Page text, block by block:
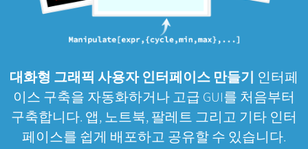
대화형 그래픽 사용자 인터페이스 만들기 인터페
이스 구축을 자동화하거나 고급 GUI를 처음부터
구축합니다. 앱, 노트북, 팔레트 그리고 기타 인터
페이스를 쉽게 배포하고 공유할 수 있습니다.